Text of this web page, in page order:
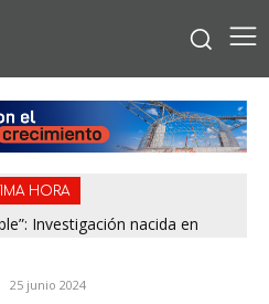
HORA
Investigación nacida en
25 junio 2024